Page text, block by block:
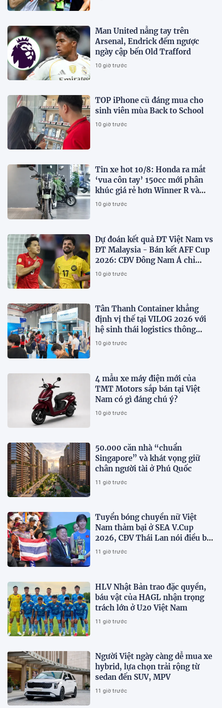
Man United nẫng tay trên
Arsenal, Endrick đếm ngược
ngày cập bến Old Trafford
10 giờ trước
TOP iPhone cũ đáng mua cho
sinh viên mùa Back to School
10 giờ trước
Tin xe hot 10/8: Honda ra mắt
‘vua côn tay’ 150cc mới phân
khúc giá rẻ hơn Winner R và
Yamaha Exciter, có ABS 2 kênh
10 giờ trước
Dự đoán kết quả ĐT Việt Nam vs
ĐT Malaysia - Bán kết AFF Cup
2026: CĐV Đông Nam Á chỉ
thẳng tỷ số
10 giờ trước
Tân Thanh Container khẳng
định vị thế tại VILOG 2026 với
hệ sinh thái logistics thông
minh
10 giờ trước
4 mẫu xe máy điện mới của
TMT Motors sắp bán tại Việt
Nam có gì đáng chú ý?
10 giờ trước
50.000 căn nhà “chuẩn
Singapore” và khát vọng giữ
chân người tài ở Phú Quốc
11 giờ trước
Tuyển bóng chuyền nữ Việt
Nam thảm bại ở SEA V.Cup
2026, CĐV Thái Lan nói điều bất
ngờ về Thanh Thúy
11 giờ trước
HLV Nhật Bản trao đặc quyền,
báu vật của HAGL nhận trọng
trách lớn ở U20 Việt Nam
11 giờ trước
Người Việt ngày càng dễ mua xe
hybrid, lựa chọn trải rộng từ
sedan đến SUV, MPV
11 giờ trước